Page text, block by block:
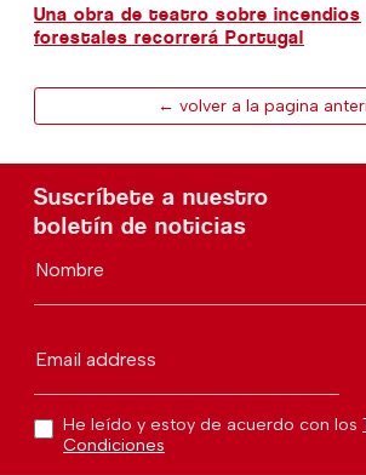
Una obra de teatro sobre incendios
forestales recorrerá Portugal
← volver a la pagina
Suscríbete a nuestro
boletín de noticias
Nombre
Email address
He leído y estoy de acuerdo con los
Condiciones